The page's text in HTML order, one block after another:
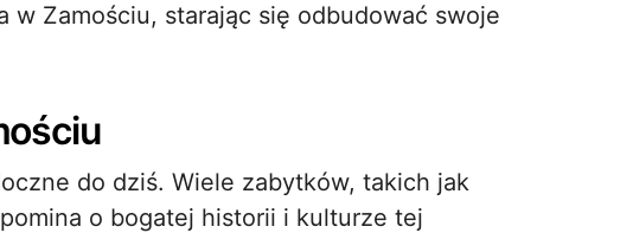
w Zamościu, starając się odbudować swoje
do dziś. Wiele zabytków, takich jak
o bogatej historii i kulturze tej